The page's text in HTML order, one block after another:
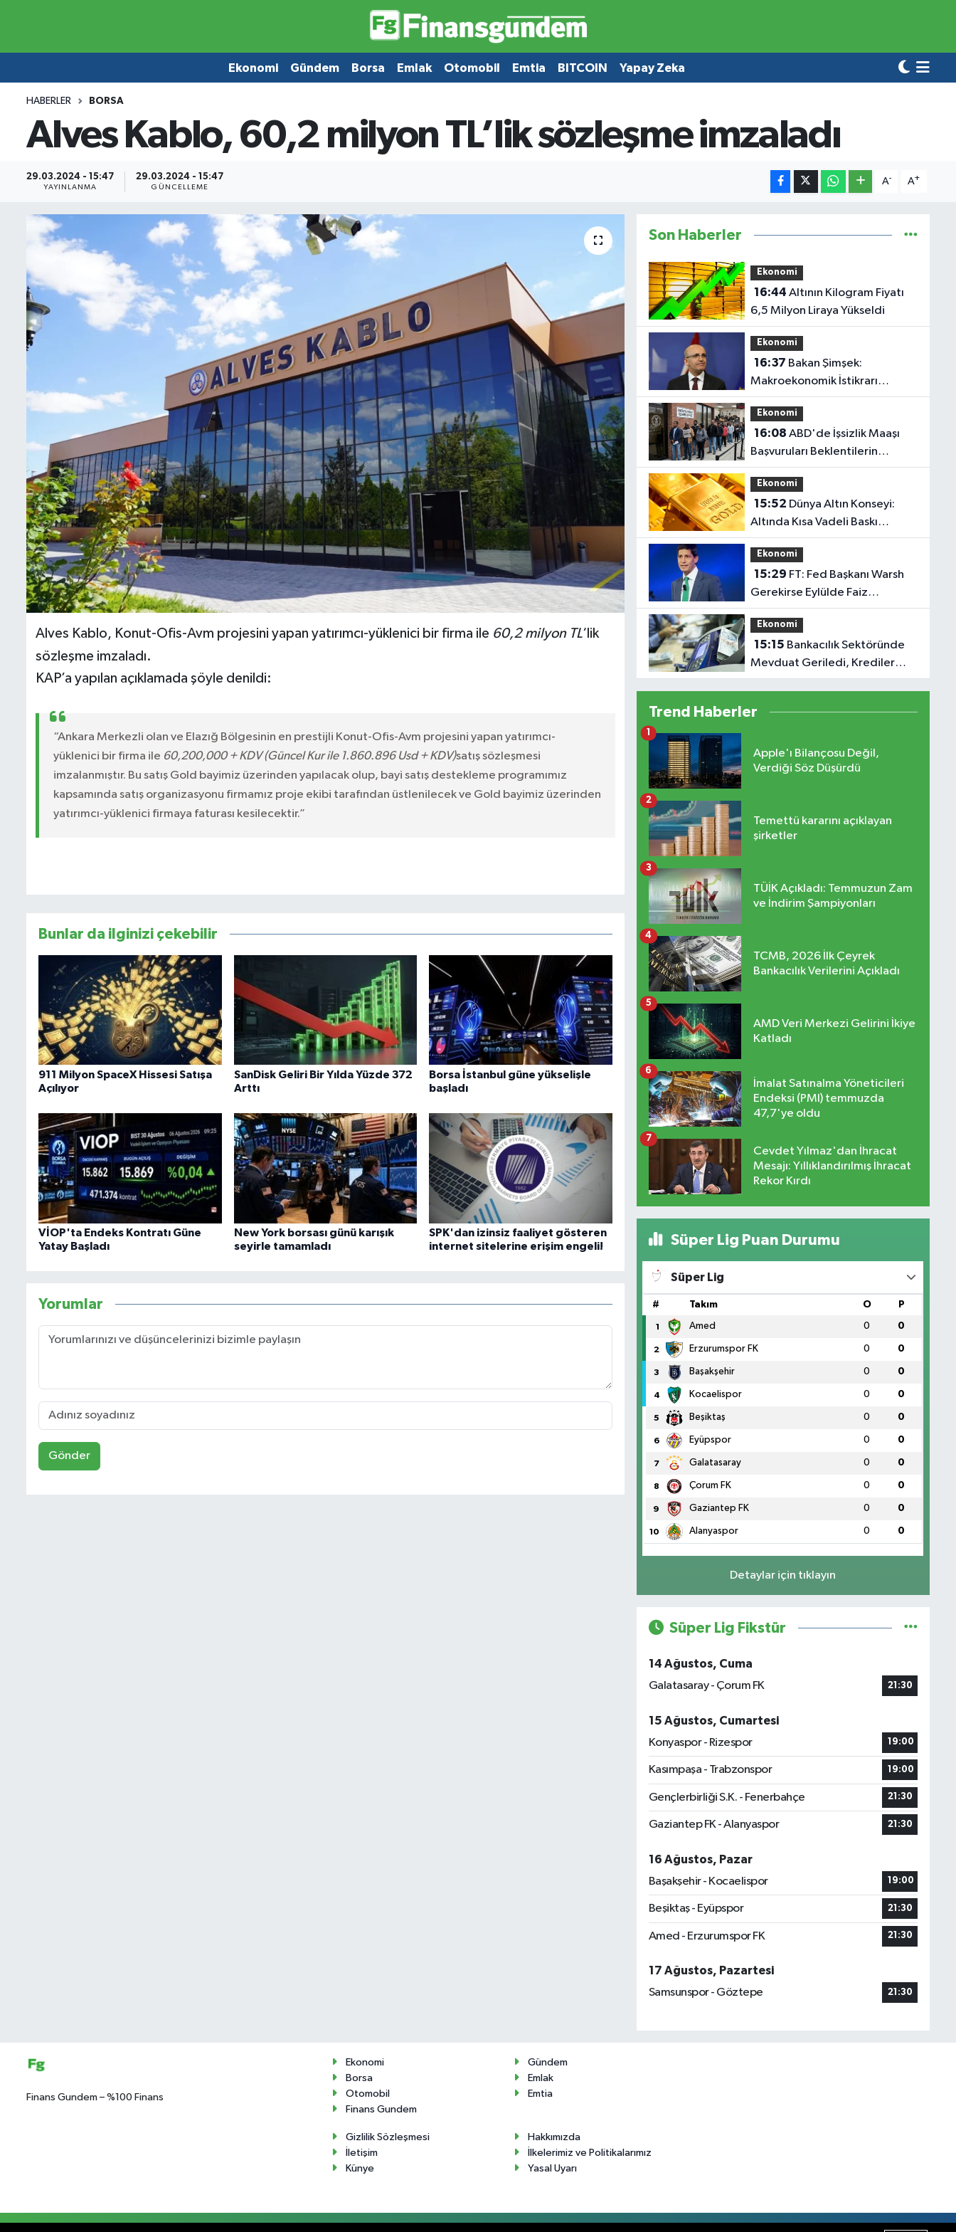
Ekonomi Gündem Borsa Emlak Otomobil Emtia BITCOIN Yapay Zeka
HABERLER BORSA
Alves Kablo, 60,2 milyon TL’lik sözleşme imzaladı
29.03.2024 - 15:47
YAYINLANMA
29.03.2024 - 15:47
GÜNCELLEME
A- A+
Alves Kablo, Konut-Ofis-Avm projesini yapan yatırımcı-yüklenici bir firma ile 60,2 milyon TL‘lik
sözleşme imzaladı.
KAP’a yapılan açıklamada şöyle denildi:
“Ankara Merkezli olan ve Elazığ Bölgesinin en prestijli Konut-Ofis-Avm projesini yapan yatırımcı-
yüklenici bir firma ile 60,200,000 + KDV (Güncel Kur ile 1.860.896 Usd + KDV)satış sözleşmesi
imzalanmıştır. Bu satış Gold bayimiz üzerinden yapılacak olup, bayi satış destekleme programımız
kapsamında satış organizasyonu firmamız proje ekibi tarafından üstlenilecek ve Gold bayimiz üzerinden
yatırımcı-yüklenici firmaya faturası kesilecektir.”
Bunlar da ilginizi çekebilir
911 Milyon SpaceX Hissesi Satışa
Açılıyor
SanDisk Geliri Bir Yılda Yüzde 372
Arttı
Borsa İstanbul güne yükselişle
başladı
VİOP'ta Endeks Kontratı Güne
Yatay Başladı
New York borsası günü karışık
seyirle tamamladı
SPK'dan izinsiz faaliyet gösteren
internet sitelerine erişim engeli!
Yorumlar
Gönder
Son Haberler
Ekonomi
16:44
6,5 Milyon Liraya Yükseldi
Ekonomi
16:37
Makroekonomik İstikrarı
Güçlendiren Politikaları
Sürdüreceğiz
Ekonomi
16:08
Başvuruları Beklentilerin
Altında Kaldı
Ekonomi
15:52
Altında Kısa Vadeli Baskı
Sürebilir
Ekonomi
15:29
Gerekirse Eylülde Faiz
Artırmaya Hazır
Ekonomi
15:15
Mevduat Geriledi, Krediler
Yükseldi
Trend Haberler
Apple'ı Bilançosu Değil,
Verdiği Söz Düşürdü
1
Temettü kararını açıklayan
şirketler
2
TÜİK Açıkladı: Temmuzun Zam
ve İndirim Şampiyonları
3
TCMB, 2026 İlk Çeyrek
Bankacılık Verilerini Açıkladı
4
AMD Veri Merkezi Gelirini İkiye
Katladı
5
İmalat Satınalma Yöneticileri
Endeksi (PMI) temmuzda
47,7'ye oldu
6
Cevdet Yılmaz'dan İhracat
Mesajı: Yıllıklandırılmış İhracat
Rekor Kırdı
7
Süper Lig Puan Durumu
Süper Lig
# Takım O P
1 Amed 0 0
2 Erzurumspor FK 0 0
3 Başakşehir 0 0
4 Kocaelispor 0 0
5 Beşiktaş 0 0
6 Eyüpspor 0 0
7 Galatasaray 0 0
8 Çorum FK 0 0
9 Gaziantep FK 0 0
10 Alanyaspor 0 0
Detaylar için tıklayın
Süper Lig Fikstür
14 Ağustos, Cuma
Galatasaray - Çorum FK
21:30
15 Ağustos, Cumartesi
Konyaspor - Rizespor
19:00
Kasımpaşa - Trabzonspor 19:00
Gençlerbirliği S.K. - Fenerbahçe 21:30
Gaziantep FK - Alanyaspor 21:30
16 Ağustos, Pazar
Başakşehir - Kocaelispor
19:00
Beşiktaş - Eyüpspor 21:30
Amed - Erzurumspor FK 21:30
17 Ağustos, Pazartesi
Samsunspor - Göztepe
21:30
Finans Gundem – %100 Finans
Ekonomi
Gündem
Borsa
Emlak
Otomobil
Emtia
Finans Gundem
Gizlilik Sözleşmesi
Hakkımızda
İletişim
İlkelerimiz ve Politikalarımız
Künye
Yasal Uyarı
Ekonomi
Borsa
Otomobil
Gizlilik Sözleşmesi
Hakkımızda
Yasal Uyarı
Ekonomi
Borsa
Emtia
Yapay Zeka